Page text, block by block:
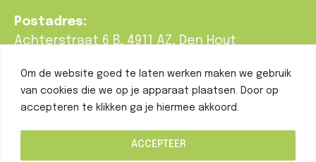
Om de website goed te laten werken maken we gebruik
van cookies die we op je apparaat plaatsen. Door op
accepteren te klikken ga je hiermee akkoord.
ACCEPTEER
Postadres:
Achterstraat 6 B, 4911 AZ, Den Hout
T:0162-748 190
E:info@braatgroenbeleving.nl
Braatgroenbeleving.nl